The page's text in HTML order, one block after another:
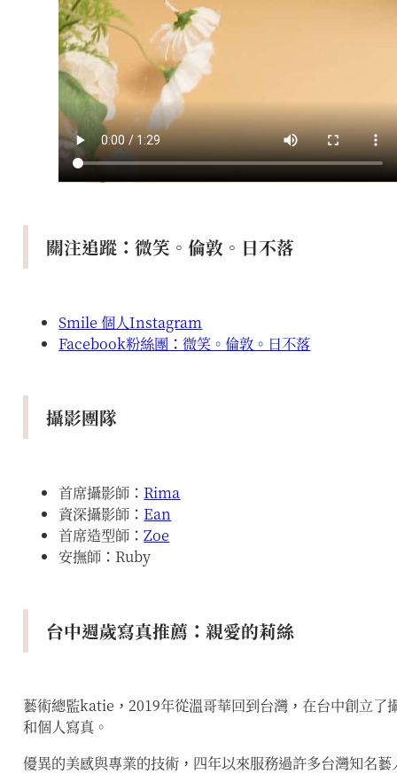
關注追蹤：微笑。倫敦。日不落
Smile 個人Instagram
Facebook粉絲團：微笑。倫敦。日不落
攝影團隊
首席攝影師： Rima
資深攝影師： Ean
首席造型師：Zoe
安撫師：Ruby
台中週歲寫真推薦：親愛的莉絲
藝術總監katie，2019年從溫哥華回到台灣，在台中創立了
和個人寫真。
優異的美感與專業的技術，四年以來服務過許多台灣知名